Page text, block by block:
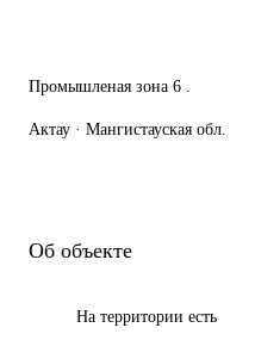
Промышленая зона 6 .
Актау · Мангистауская обл.
Об объекте
На территории есть